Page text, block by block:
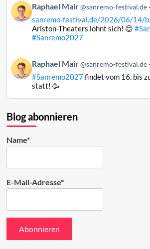
Bluesky
ansehen
Beitrag
von
Raphael
ansehen
Raphael Mair @sanremo-festival.de
sanremo-festival.de/2026/06/14/
Ariston-Theaters lohnt sich! 😊
#Sanremo2027
Beitrag
von
Raphael
Bluesky
ansehen
Raphael Mair @sanremo-festival.de
#Sanremo2027findet vom 16. bis
statt! 🥳
Blog abonnieren
Name*
E-Mail-Adresse*